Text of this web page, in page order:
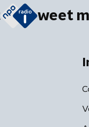
weet